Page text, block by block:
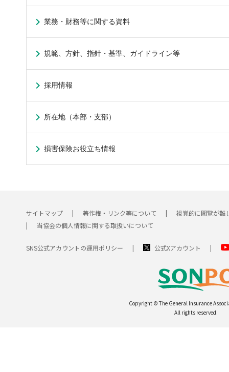
業務・財務等に関する資料
規範、方針、指針・基準、ガイドライン等
採用情報
所在地（本部・支部）
損害保険お役立ち情報
サイトマップ 著作権・リンク等について
視覚的に閲覧が難
当協会の個人情報に関する取扱いについて
SNS公式アカウントの運用ポリシー 公式Xアカウント
Copyright © The General Insurance
All rights reserved.